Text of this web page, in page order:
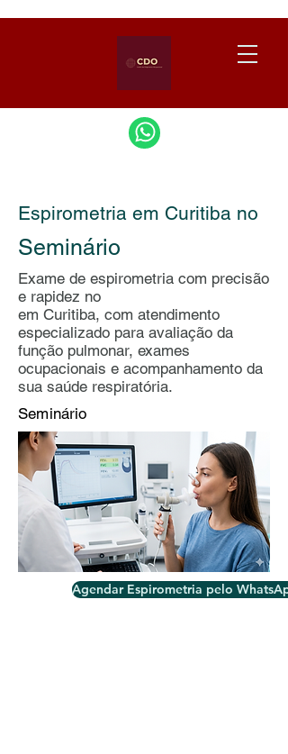
Espirometria em Curitiba no
Seminário
Exame de espirometria com precisão
e rapidez no
em Curitiba, com atendimento
especializado para avaliação da
função pulmonar, exames
ocupacionais e acompanhamento da
sua saúde respiratória.
Seminário
Agendar Espirometria pelo